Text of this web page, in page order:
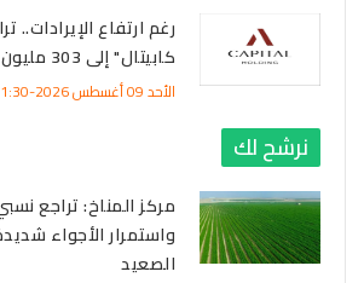
رغم ارتفاع الإيرادات..
كابيتال" إلى 303 مليون جنيه في 6 أشهر
الأحد 09 أغسطس 2026-11:30
نرشح لك
مركز المناخ: تراجع
واستمرار الأجواء
الصعيد